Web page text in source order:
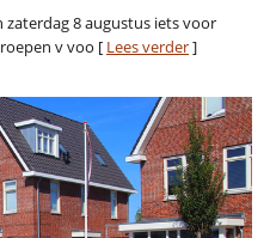
zaterdag 8 augustus iets voor
v voo [ Lees verder]